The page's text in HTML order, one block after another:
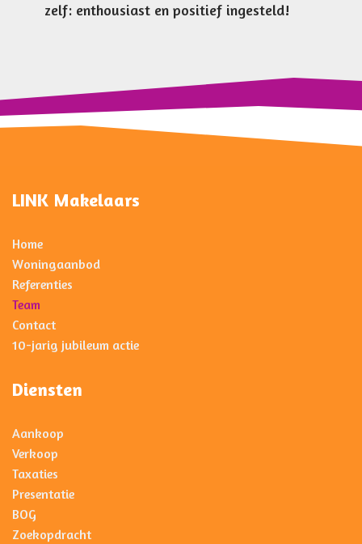
zelf: enthousiast en positief ingesteld!
LINK Makelaars
Home
Woningaanbod
Referenties
Team
Contact
10-jarig jubileum actie
Diensten
Aankoop
Verkoop
Taxaties
Presentatie
BOG
Zoekopdracht